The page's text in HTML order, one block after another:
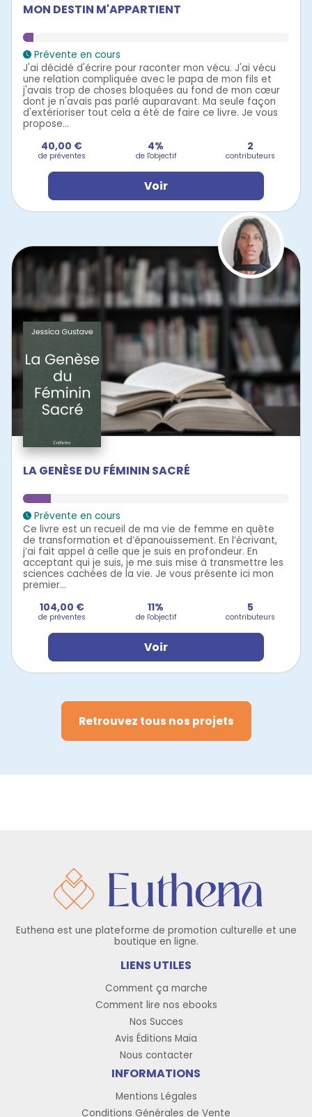
MON DESTIN M'APPARTIENT
Prévente en cours
J'ai décidé d'écrire pour raconter mon vécu. J'ai vécu
une relation compliquée avec le papa de mon fils et
j'avais trop de choses bloquées au fond de mon cœur
dont je n'avais pas parlé auparavant. Ma seule façon
d'extérioriser tout cela a été de faire ce livre. Je vous
propose...
40,00 €
de préventes
4%
de l'objectif
2
contributeurs
Voir
LA GENÈSE DU FÉMININ SACRÉ
Prévente en cours
Ce livre est un recueil de ma vie de femme en quête
de transformation et d’épanouissement. En l’écrivant,
j’ai fait appel à celle que je suis en profondeur. En
acceptant qui je suis, je me suis mise à transmettre les
sciences cachées de la vie. Je vous présente ici mon
premier...
104,00 €
de préventes
11%
de l'objectif
5
contributeurs
Voir
Retrouvez tous nos projets
Euthena est une plateforme de promotion culturelle et une
boutique en ligne.
LIENS UTILES
Comment ça marche
Comment lire nos ebooks
Nos Succes
Avis Éditions Maïa
Nous contacter
INFORMATIONS
Mentions Légales
Conditions Générales de Vente